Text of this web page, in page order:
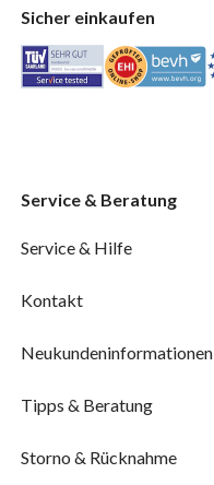
Sicher einkaufen
Service & Beratung
Service & Hilfe
Kontakt
Neukundeninformationen
Tipps & Beratung
Storno & Rücknahme